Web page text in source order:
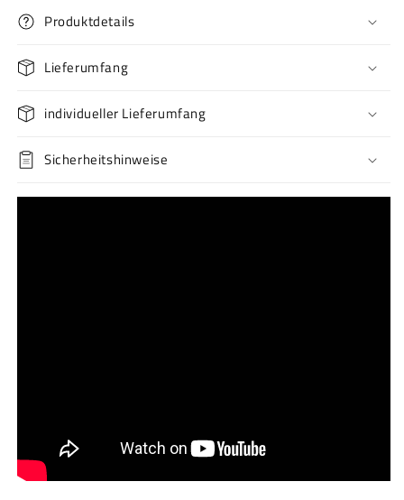
Produktdetails
Lieferumfang
individueller Lieferumfang
Sicherheitshinweise